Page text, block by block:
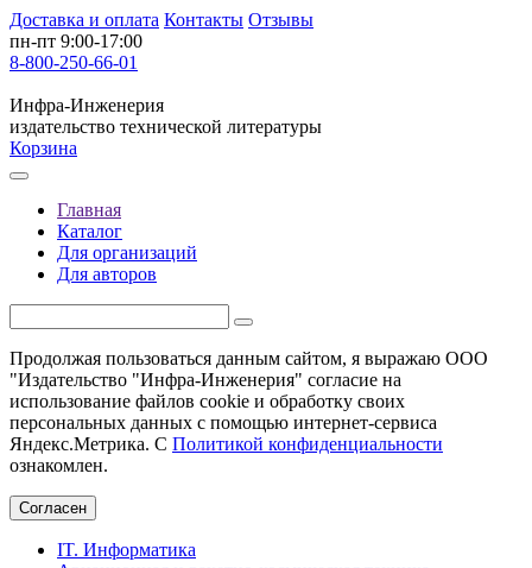
Доставка и оплата Контакты Отзывы
пн-пт 9:00-17:00
8-800-250-66-01
Инфра-Инженерия
издательство технической литературы
Корзина
Главная
Каталог
Для организаций
Для авторов
Продолжая пользоваться данным сайтом, я выражаю ООО
"Издательство "Инфра-Инженерия" согласие на
использование файлов cookie и обработку своих
персональных данных с помощью интернет-сервиса
Яндекс.Метрика. С Политикой конфиденциальности
ознакомлен.
Согласен
IT. Информатика